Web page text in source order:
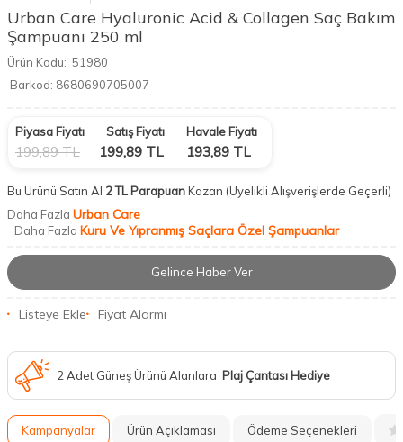
Urban Care Hyaluronic Acid & Collagen Saç Bakım
Şampuanı 250 ml
Ürün Kodu: 51980
Barkod: 8680690705007
Piyasa Fiyatı
199,89TL
Satış Fiyatı
199,89 TL
Havale Fiyatı
193,89 TL
Bu Ürünü Satın Al 2 TL ParapuanKazan (Üyelikli Alışverişlerde Geçerli)
Daha Fazla Urban Care
Daha Fazla Kuru Ve Yıpranmış Saçlara Özel Şampuanlar
Gelince Haber Ver
Listeye Ekle Fiyat Alarmı
2 Adet Güneş Ürünü Alanlara Plaj Çantası Hediye
Kampanyalar Ürün Açıklaması Ödeme Seçenekleri